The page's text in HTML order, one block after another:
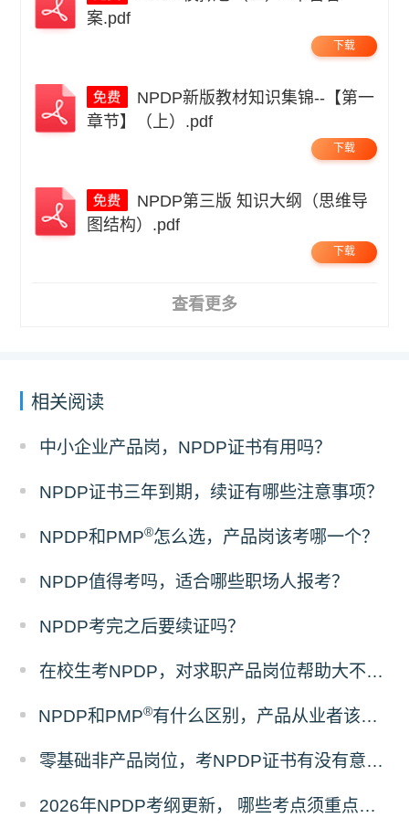
案.pdf
下载
章节】（上）.pdf
下载
图结构）.pdf
下载
查看更多
相关阅读
中小企业产品岗，NPDP证书有用吗？
NPDP证书三年到期，续证有哪些注意事项？
NPDP和PMP®怎么选，产品岗该考哪一个？
NPDP值得考吗，适合哪些职场人报考？
NPDP考完之后要续证吗？
在校生考NPDP，对求职产品岗位帮助大不大？
NPDP和PMP®有什么区别，产品从业者该怎么选证？
零基础非产品岗位，考NPDP证书有没有意义？
2026年NPDP考纲更新， 哪些考点须重点掌握？